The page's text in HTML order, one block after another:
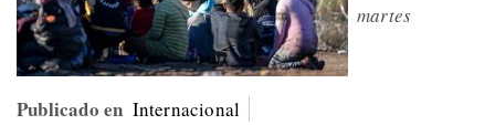
martes
Publicado en Internacional